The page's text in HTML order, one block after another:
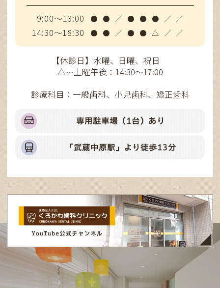
9:00～13:00 ● ● ／ ● ● ● ／ ／
14:30～18:30 ● ● ／ ● ● △ ／ ／
【休診日】水曜、日曜、祝日
△…土曜午後：14:30～17:00
診療科目：一般歯科、小児歯科、矯正歯科
専用駐車場（1台）あり
「武蔵中原駅」より徒歩13分